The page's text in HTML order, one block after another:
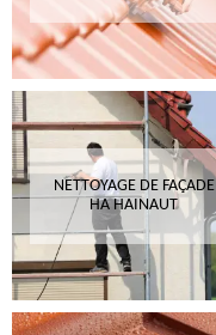
NETTOYAGE DE FAÇADE
HA HAINAUT